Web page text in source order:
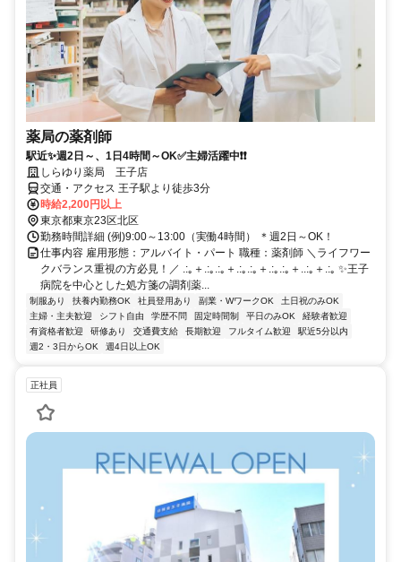
薬局の薬剤師
駅近✨週2日～、1日4時間～OK✅主婦活躍中❗❗
しらゆり薬局 王子店
交通・アクセス 王子駅より徒歩3分
時給2,200円以上
東京都東京23区北区
勤務時間詳細 (例)9:00～13:00（実働4時間） ＊週2日～OK！
仕事内容 雇用形態：アルバイト・パート 職種：薬剤師 ＼ライフワー
クバランス重視の方必見！／ .:｡＋.:｡.:｡＋.:｡.:｡＋.:｡.:｡＋..:｡＋.:｡ ✨王子
病院を中心とした処方箋の調剤薬...
制服あり 扶養内勤務OK 社員登用あり 副業・WワークOK
土日祝のみOK
主婦・主夫歓迎
シフト自由 学歴不問 固定時間制 平日のみOK
経験者歓迎
有資格者歓迎
研修あり 交通費支給 長期歓迎 フルタイム歓迎
駅近5分以内
週2・3日からOK
週4日以上OK
正社員